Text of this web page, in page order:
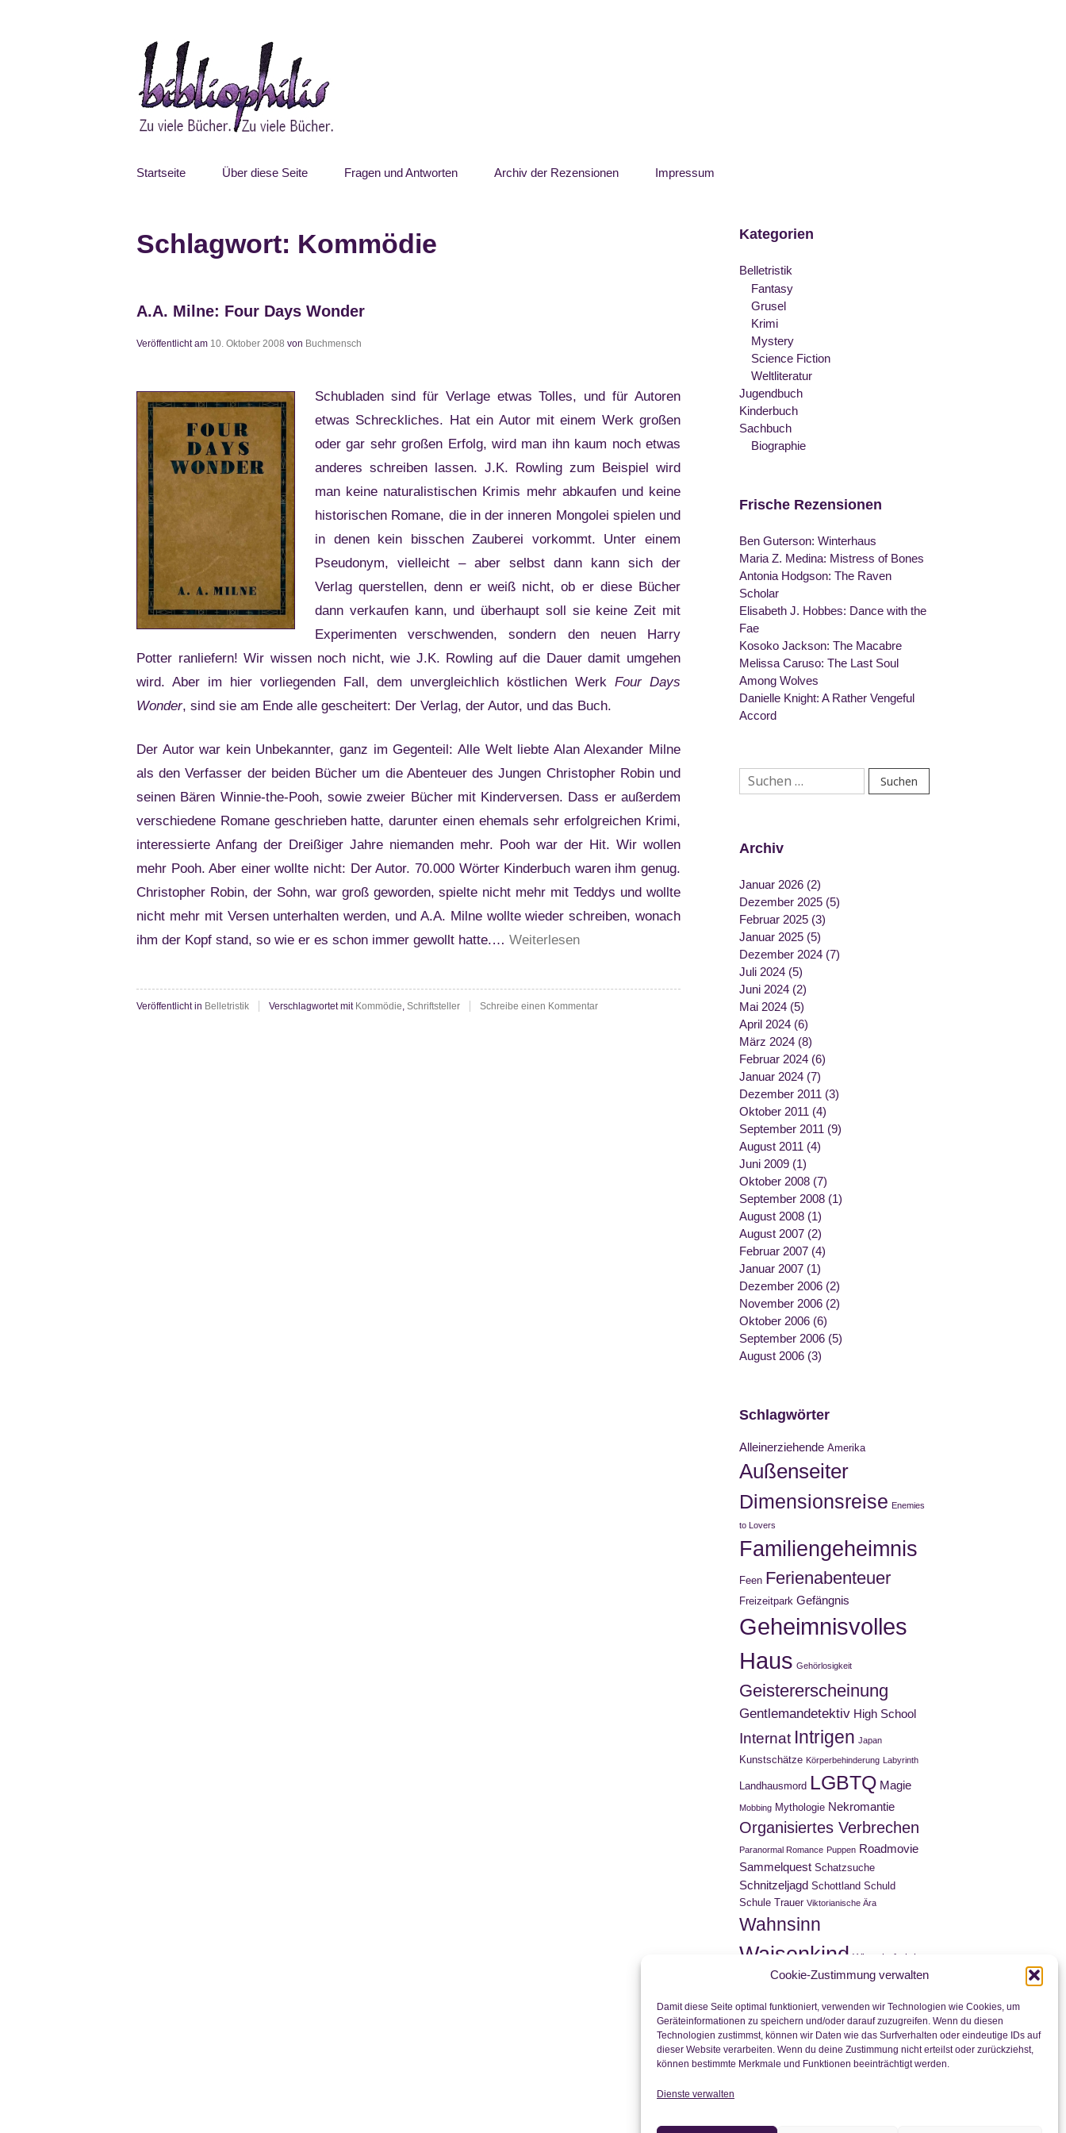
Cookie-Zustimmung verwalten
Damit diese Seite optimal funktioniert, verwenden wir Technologien wie Cookies, um
Geräteinformationen zu speichern und/oder darauf zuzugreifen. Wenn du diesen
Technologien zustimmst, können wir Daten wie das Surfverhalten oder eindeutige IDs auf
dieser Website verarbeiten. Wenn du deine Zustimmung nicht erteilst oder zurückziehst,
können bestimmte Merkmale und Funktionen beeinträchtigt werden.
Dienste verwalten
Bibliophilis
Startseite Über diese Seite Fragen und Antworten Archiv der Rezensionen Impressum
Schlagwort: Kommödie
A.A. Milne: Four Days Wonder
Veröffentlicht am 10. Oktober 2008 von Buchmensch
Schubladen sind für Verlage etwas Tolles, und für Autoren
etwas Schreckliches. Hat ein Autor mit einem Werk großen
oder gar sehr großen Erfolg, wird man ihn kaum noch etwas
anderes schreiben lassen. J.K. Rowling zum Beispiel wird
man keine naturalistischen Krimis mehr abkaufen und keine
historischen Romane, die in der inneren Mongolei spielen und
in denen kein bisschen Zauberei vorkommt. Unter einem
Pseudonym, vielleicht – aber selbst dann kann sich der
Verlag querstellen, denn er weiß nicht, ob er diese Bücher
dann verkaufen kann, und überhaupt soll sie keine Zeit mit
Experimenten verschwenden, sondern den neuen Harry
Potter ranliefern! Wir wissen noch nicht, wie J.K. Rowling auf die Dauer damit umgehen
wird. Aber im hier vorliegenden Fall, dem unvergleichlich köstlichen Werk Four Days
Wonder, sind sie am Ende alle gescheitert: Der Verlag, der Autor, und das Buch.
Der Autor war kein Unbekannter, ganz im Gegenteil: Alle Welt liebte Alan Alexander Milne
als den Verfasser der beiden Bücher um die Abenteuer des Jungen Christopher Robin und
seinen Bären Winnie-the-Pooh, sowie zweier Bücher mit Kinderversen. Dass er außerdem
verschiedene Romane geschrieben hatte, darunter einen ehemals sehr erfolgreichen Krimi,
interessierte Anfang der Dreißiger Jahre niemanden mehr. Pooh war der Hit. Wir wollen
mehr Pooh. Aber einer wollte nicht: Der Autor. 70.000 Wörter Kinderbuch waren ihm genug.
Christopher Robin, der Sohn, war groß geworden, spielte nicht mehr mit Teddys und wollte
nicht mehr mit Versen unterhalten werden, und A.A. Milne wollte wieder schreiben, wonach
ihm der Kopf stand, so wie er es schon immer gewollt hatte.… Weiterlesen“A.A.
Four
Days
Veröffentlicht in Belletristik Verschlagwortet mit Kommödie, Schriftsteller Schreibe einen Kommentarzu
Kategorien
Belletristik
Fantasy
Grusel
Krimi
Mystery
Science Fiction
Weltliteratur
Jugendbuch
Kinderbuch
Sachbuch
Biographie
Frische Rezensionen
Ben Guterson: Winterhaus
Maria Z. Medina: Mistress of Bones
Antonia Hodgson: The Raven
Scholar
Elisabeth J. Hobbes: Dance with the
Fae
Kosoko Jackson: The Macabre
Melissa Caruso: The Last Soul
Among Wolves
Danielle Knight: A Rather Vengeful
Accord
Suchen
nach:
Archiv
Januar 2026 (2)
Dezember 2025 (5)
Februar 2025 (3)
Januar 2025 (5)
Dezember 2024 (7)
Juli 2024 (5)
Juni 2024 (2)
Mai 2024 (5)
April 2024 (6)
März 2024 (8)
Februar 2024 (6)
Januar 2024 (7)
Dezember 2011 (3)
Oktober 2011 (4)
September 2011 (9)
August 2011 (4)
Juni 2009 (1)
Oktober 2008 (7)
September 2008 (1)
August 2008 (1)
August 2007 (2)
Februar 2007 (4)
Januar 2007 (1)
Dezember 2006 (2)
November 2006 (2)
Oktober 2006 (6)
September 2006 (5)
August 2006 (3)
Schlagwörter
Alleinerziehende Amerika
Außenseiter
Dimensionsreise Enemies
to Lovers
Familiengeheimnis
Feen Ferienabenteuer
Freizeitpark Gefängnis
Geheimnisvolles
Haus Gehörlosigkeit
Geistererscheinung
Gentlemandetektiv High School
Internat Intrigen Japan
Kunstschätze Körperbehinderung Labyrinth
Landhausmord LGBTQ Magie
Mobbing Mythologie Nekromantie
Organisiertes Verbrechen
Paranormal Romance Puppen Roadmovie
Sammelquest Schatzsuche
Schnitzeljagd Schottland Schuld
Schule Trauer Viktorianische Ära
Wahnsinn
Waisenkind Wirtschaftskrise
Wortwitz Zeitreise Zwillinge
Nichts mehr verpassen